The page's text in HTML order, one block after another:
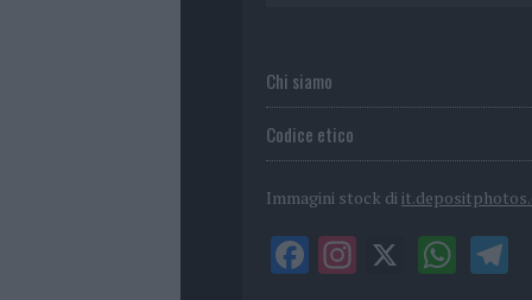
Chi siamo
Codice etico
Immagini stock di